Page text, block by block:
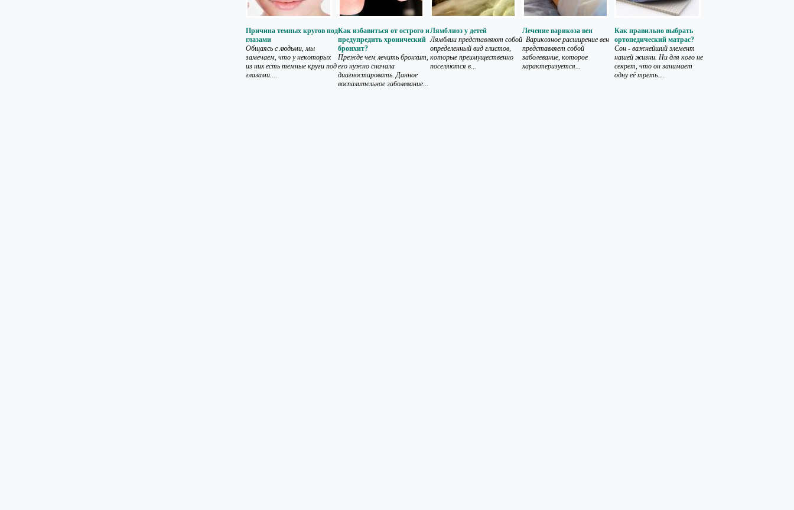
Причина темных кругов под
глазами
Общаясь с людьми, мы
замечаем, что у некоторых
из них есть темные круги под
глазами....
Как избавиться от острого и
предупредить хронический
бронхит?
Прежде чем лечить бронхит,
его нужно сначала
диагностировать. Данное
воспалительное заболевание...
Лямблиоз у детей
Лямблии представляют собой
определенный вид глистов,
которые преимущественно
поселяются в...
Лечение варикоза вен
Варикозное расширение вен
представляет собой
заболевание, которое
характеризуется...
Как правильно выбрать
ортопедический матрас?
Сон - важнейший элемент
нашей жизни. Ни для кого не
секрет, что он занимает
одну её треть....